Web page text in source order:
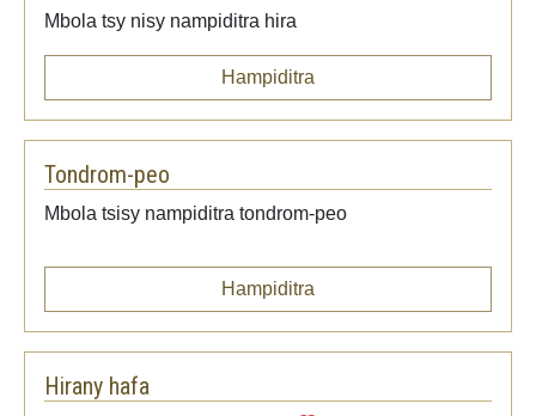
Mbola tsy nisy nampiditra hira
Hampiditra
Tondrom-peo
Mbola tsisy nampiditra tondrom-peo
Hampiditra
Hirany hafa